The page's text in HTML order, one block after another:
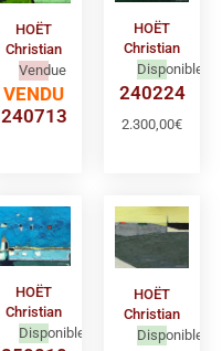
HOËT
Christian
Vendue
VENDU
240713
HOËT
Christian
Disponible
240224
2.300,00€
HOËT
Christian
Disponible
HOËT
Christian
Disponible